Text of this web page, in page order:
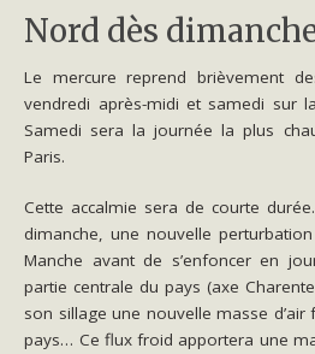
Nord dès
Le mercure reprend brièvement
vendredi après-midi et samedi sur
Samedi sera la journée la plus
Paris.
Cette accalmie sera de courte
dimanche, une nouvelle
Manche avant de s’enfoncer en
partie centrale du pays (axe
son sillage une nouvelle masse
pays… Ce flux froid apportera une